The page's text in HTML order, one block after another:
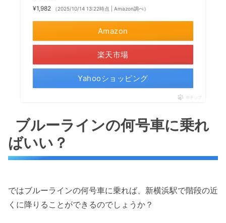
¥1,982 （2025/10/14 13:22時点 | Amazon調べ）
Amazon
楽天市場
Yahooショッピング
ポチップ
ブルーラインの何号車に乗れ
ばいい？
ではブルーラインの何号車に乗れば、新横浜駅で階段の近
くに降りることができるのでしょうか？